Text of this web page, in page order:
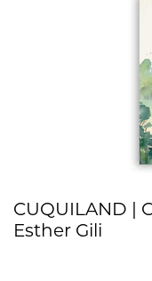
CUQUILAND |
Esther Gili